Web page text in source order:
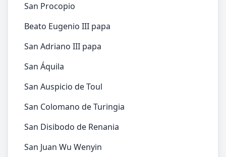
San Procopio
Beato Eugenio III papa
San Adriano III papa
San Áquila
San Auspicio de Toul
San Colomano de Turingia
San Disibodo de Renania
San Juan Wu Wenyin